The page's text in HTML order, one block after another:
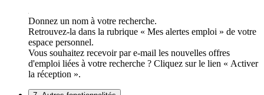
Donnez un nom à votre recherche.
Retrouvez-la dans la rubrique « Mes alertes emploi » de votre
espace personnel.
Vous souhaitez recevoir par e-mail les nouvelles offres
d'emploi liées à votre recherche ? Cliquez sur le lien « Activer
la réception ».